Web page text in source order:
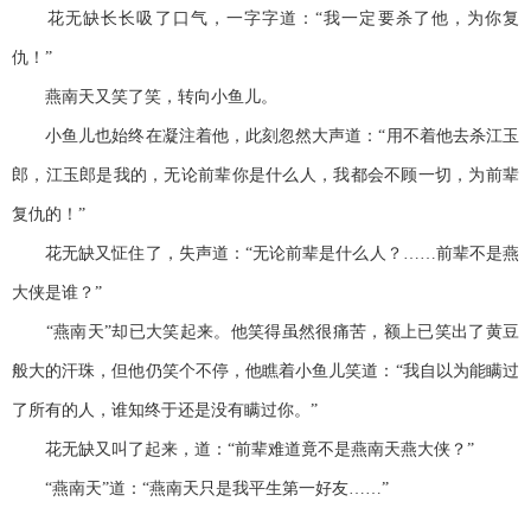
花无缺长长吸了口气，一字字道：“我一定要杀了他，为你复
仇！”
燕南天又笑了笑，转向小鱼儿。
小鱼儿也始终在凝注着他，此刻忽然大声道：“用不着他去杀江玉
郎，江玉郎是我的，无论前辈你是什么人，我都会不顾一切，为前辈
复仇的！”
花无缺又怔住了，失声道：“无论前辈是什么人？……前辈不是燕
大侠是谁？”
“燕南天”却已大笑起来。他笑得虽然很痛苦，额上已笑出了黄豆
般大的汗珠，但他仍笑个不停，他瞧着小鱼儿笑道：“我自以为能瞒过
了所有的人，谁知终于还是没有瞒过你。”
花无缺又叫了起来，道：“前辈难道竟不是燕南天燕大侠？”
“燕南天”道：“燕南天只是我平生第一好友……”